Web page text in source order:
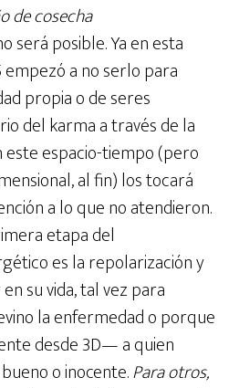
de cosecha
será posible. Ya en esta
a no serlo para
propia o de seres
del karma a través de la
este espacio-tiempo (pero
al fin) los tocará
a lo que no atendieron.
etapa del
es la repolarización y
su vida, tal vez para
la enfermedad o porque
desde 3D— a quien
o inocente.Para otros,